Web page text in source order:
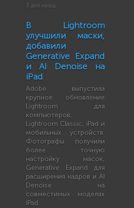
3 дня назад
В Lightroom
улучшили маски,
добавили
Generative Expand
и AI Denoise на
iPad
Adobe выпустила
крупное обновление
Lightroom для
компьютеров,
Lightroom Classic, iPad и
мобильных устройств.
Фотографы получили
более точную
настройку масок,
Generative Expand для
расширения кадров и AI
Denoise на
совместимых моделях
iPad.